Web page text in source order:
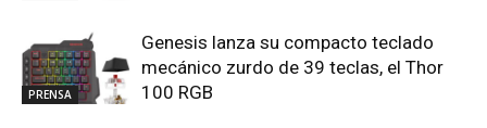
PRENSA
Genesis lanza su compacto teclado
mecánico zurdo de 39 teclas, el Thor
100 RGB